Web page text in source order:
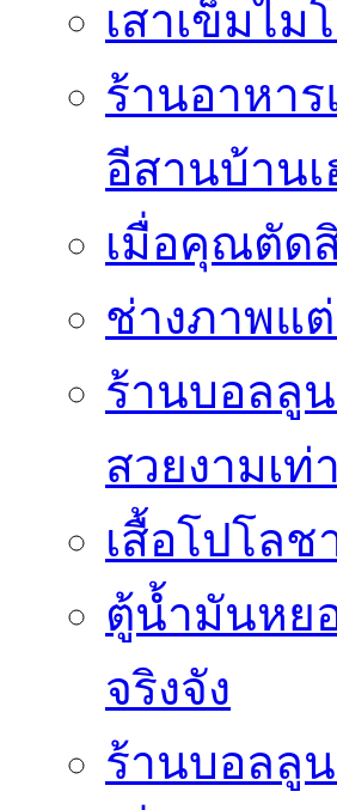
เสาเข็มไ
ร้านอาหา
อีสานบ้านเ
เมื่อคุณตัด
ช่างภาพแ
ร้านบอลลู
สวยงามเท่
เสื้อโปโล
ตู้น้ำมันหย
จริงจัง
ร้านบอลลู